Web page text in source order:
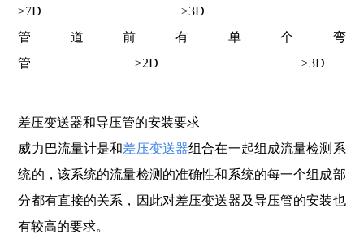
≥7D ≥3D
管道前有单个弯
管 ≥2D ≥3D
差压变送器和导压管的安装要求
威力巴流量计是和差压变送器组合在一起组成流量检测系
统的，该系统的流量检测的准确性和系统的每一个组成部
分都有直接的关系，因此对差压变送器及导压管的安装也
有较高的要求。